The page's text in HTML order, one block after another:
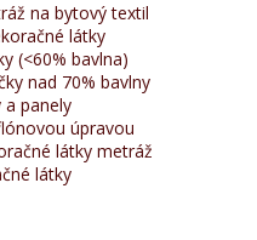
na bytový textil
látky
(<60% bavlna)
nad 70% bavlny
a panely
úpravou
látky metráž
látky